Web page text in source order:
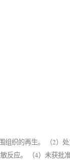
织的再生。 （2）处
反应。 （4）未获批